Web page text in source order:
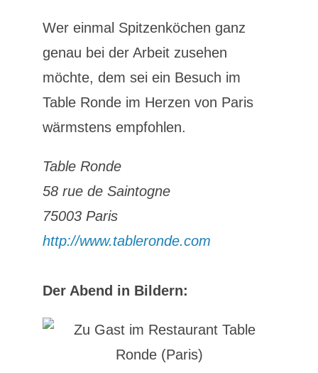
Wer einmal Spitzenköchen ganz
genau bei der Arbeit zusehen
möchte, dem sei ein Besuch im
Table Ronde im Herzen von Paris
wärmstens empfohlen.
Table Ronde
58 rue de Saintogne
75003 Paris
http://www.tableronde.com
Der Abend in Bildern: